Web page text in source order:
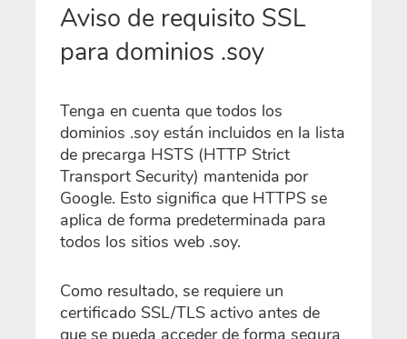
Aviso de requisito SSL
para dominios .soy
Tenga en cuenta que todos los
dominios .soy están incluidos en la lista
de precarga HSTS (HTTP Strict
Transport Security) mantenida por
Google. Esto significa que HTTPS se
aplica de forma predeterminada para
todos los sitios web .soy.
Como resultado, se requiere un
certificado SSL/TLS activo antes de
que se pueda acceder de forma segura